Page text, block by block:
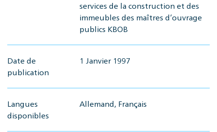
services de la construction et des
immeubles des maîtres d’ouvrage
publics KBOB
Date de
publication
1 Janvier 1997
Langues
disponibles
Allemand, Français